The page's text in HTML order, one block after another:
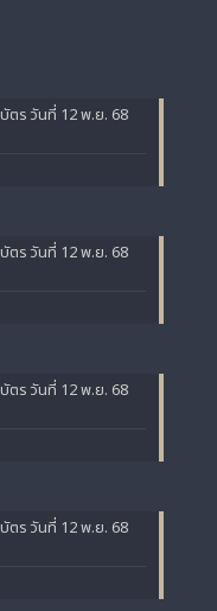
ตร วันที่ 12 พ.ย. 68
ตร วันที่ 12 พ.ย. 68
ตร วันที่ 12 พ.ย. 68
ตร วันที่ 12 พ.ย. 68